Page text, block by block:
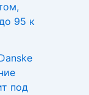
95 к
под